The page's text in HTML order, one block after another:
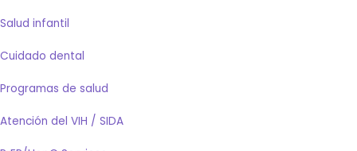
Salud infantil
Cuidado dental
Programas de salud
Atención del VIH / SIDA